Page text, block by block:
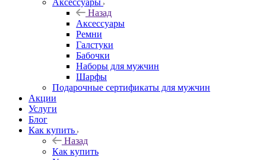
Аксессуары
Назад
Аксессуары
Ремни
Галстуки
Бабочки
Наборы для мужчин
Шарфы
Подарочные сертификаты для мужчин
Акции
Услуги
Блог
Как купить
Назад
Как купить